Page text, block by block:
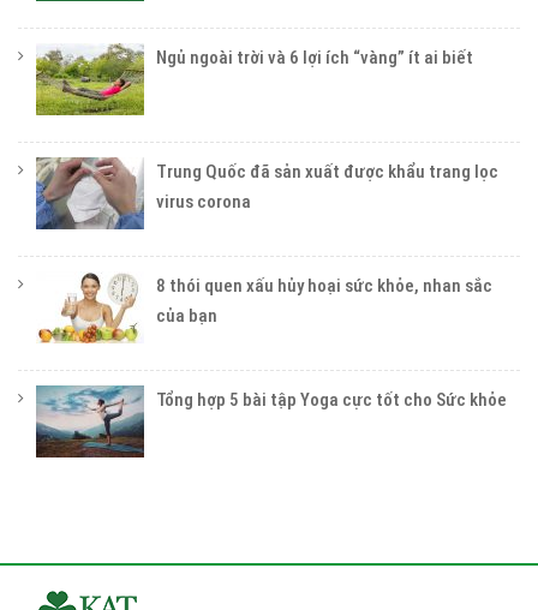
Ngủ ngoài trời và 6 lợi ích “vàng” ít ai biết
Trung Quốc đã sản xuất được khẩu trang lọc
virus corona
8 thói quen xấu hủy hoại sức khỏe, nhan sắc
của bạn
Tổng hợp 5 bài tập Yoga cực tốt cho Sức khỏe